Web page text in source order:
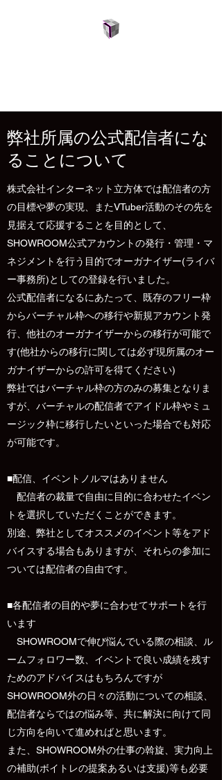
弊社所属の公式配信者にな
ることについて
株式会社インターネット立方体では配信者の方
の目標や夢の実現、またVTuber活動のその先を
見据えて応援することを目的として、
SHOWROOM公式アカウントの発行・管理・マ
ネジメントを行う目的でオーガナイザー(ライバ
ー事務所)としての登録を行いました。
公式配信者になるにあたって、既存のフリー枠
からバーチャル枠への移行や新規アカウント発
行、他社のオーガナイザーからの移行が可能で
す(他社からの移行に関しては必ず現所属のオー
ガナイザーからの許可を得てください)
弊社ではバーチャル枠の方のみの募集となりま
すが、バーチャルの配信者でアイドル枠やミュ
ージック枠に移行したいといった場合でも対応
が可能です。
■配信、イベントノルマはありません
配信者の裁量で自由に目的に合わせたイベン
トを選択していただくことができます。
別途、弊社としてオススメのイベント等をアド
バイスする場合もありますが、それらの参加に
ついては配信者の自由です。
■各配信者の目的や夢に合わせてサポートを行
います
SHOWROOMで伸び悩んでいる際の相談、ル
ームフォロワー数、イベントで良い成績を残す
ためのアドバイスはもちろんですが
SHOWROOM外の日々の活動についての相談、
配信者ならではの悩み等、共に解決に向けて同
じ方向を向いて進めればと思います。
また、SHOWROOM外の仕事の斡旋、実力向上
の補助(ボイトレの提案あるいは支援)等も必要